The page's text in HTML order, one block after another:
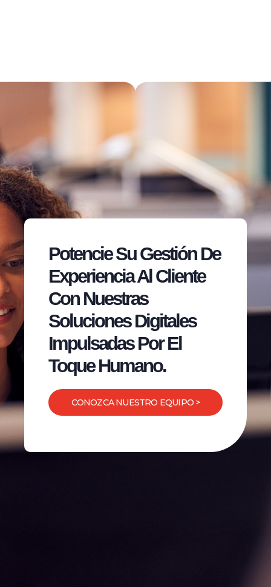
Potencie Su Gestión De
Experiencia Al Cliente
Con Nuestras
Soluciones Digitales
Impulsadas Por El
Toque Humano.
CONOZCA NUESTRO EQUIPO >